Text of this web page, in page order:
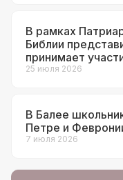
В рамках
Библии
принимает
семинаре
25 июля 2026
В Балее
Петре и
7 июля 2026